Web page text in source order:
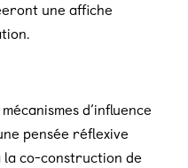
une affiche
d’influence
pensée réflexive
la co-construction de